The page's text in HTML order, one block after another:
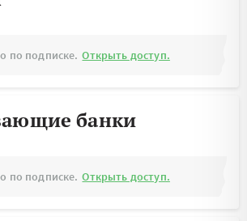
по подписке. Открыть доступ.
банки
по подписке. Открыть доступ.